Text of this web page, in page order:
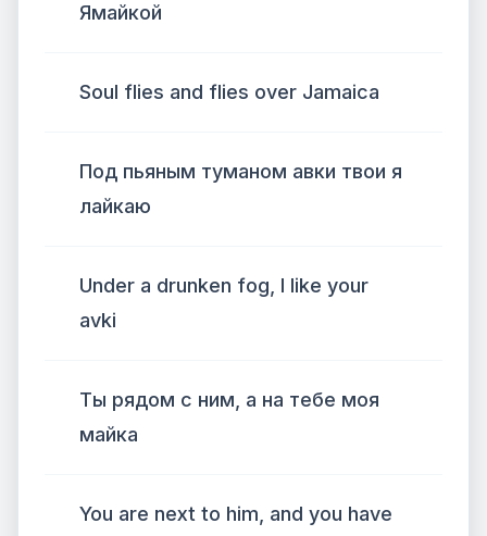
Ямайкой
Soul flies and flies over Jamaica
Под пьяным туманом авки твои я
лайкаю
Under a drunken fog, I like your
avki
Ты рядом с ним, а на тебе моя
майка
You are next to him, and you have